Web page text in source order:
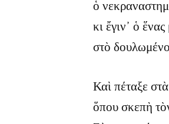
ὁ
κι ἔγιν᾿ ὁ
στὸ
Καὶ πέταξε
ὅπου σκεπὴ